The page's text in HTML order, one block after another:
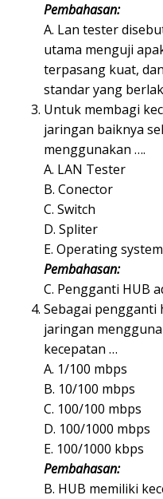
Pembahasan:
A. Lan tester
utama menguji
terpasang kuat,
standar yang
Untuk membagi
jaringan baiknya
menggunakan ….
A. LAN Tester
B. Conector
C. Switch
D. Spliter
E. Operating system
Pembahasan:
C. Pengganti HUB
Sebagai pengganti
jaringan
kecepatan …
A. 1/100 mbps
B. 10/100 mbps
C. 100/100 mbps
D. 100/1000 mbps
E. 100/1000 kbps
Pembahasan:
B. HUB memiliki